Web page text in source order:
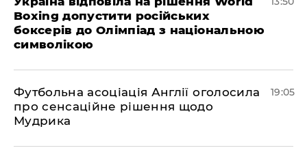
Boxing допустити російських
боксерів до Олімпіад з національною
символікою
​Футбольна асоціація Англії оголосила
про сенсаційне рішення щодо
Мудрика
19:05